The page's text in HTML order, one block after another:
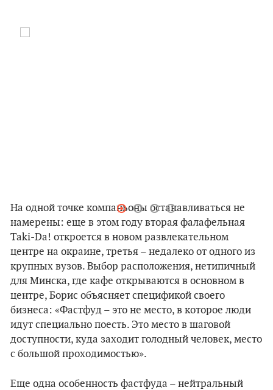
На одной точке компаньоны останавливаться не
намерены: еще в этом году вторая фалафельная
Taki-Da! откроется в новом развлекательном
центре на окраине, третья – недалеко от одного из
крупных вузов. Выбор расположения, нетипичный
для Минска, где кафе открываются в основном в
центре, Борис объясняет спецификой своего
бизнеса: «Фастфуд – это не место, в которое люди
идут специально поесть. Это место в шаговой
доступности, куда заходит голодный человек, место
с большой проходимостью».
Еще одна особенность фастфуда – нейтральный